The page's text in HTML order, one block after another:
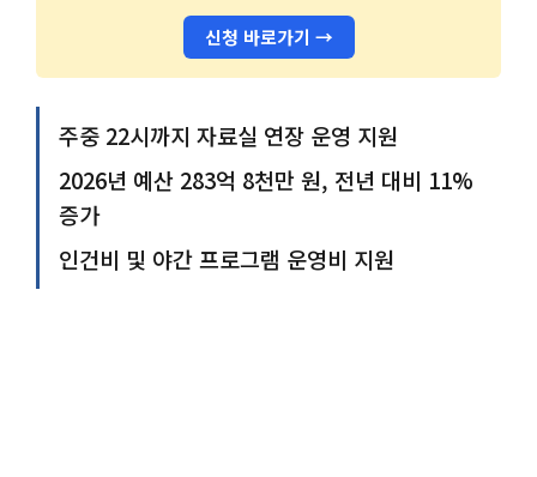
신청 바로가기 →
주중 22시까지 자료실 연장 운영 지원
2026년 예산 283억 8천만 원, 전년 대비 11%
증가
인건비 및 야간 프로그램 운영비 지원